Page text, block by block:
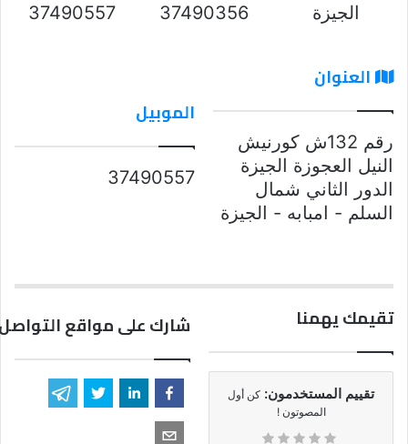
الجيزة 37490356
37490557
العنوان
رقم 132ش كورنيش
النيل العجوزة الجيزة
الدور الثاني شمال
السلم - امبابه - الجيزة
الموبيل
37490557
تقيمك يهمنا
تقييم المستخدمون: كن أول
المصوتون !
شارك على مواقع